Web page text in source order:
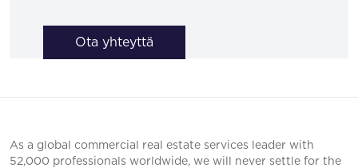
Ota yhteyttä
As a global commercial real estate services leader with
52,000 professionals worldwide, we will never settle for the